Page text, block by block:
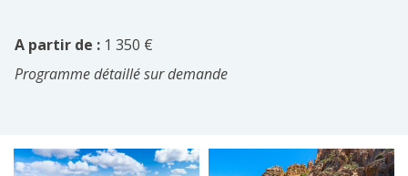
A partir de : 1 350 €
Programme détaillé sur demande